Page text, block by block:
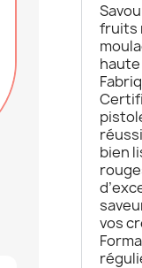
fruits
bien
vos